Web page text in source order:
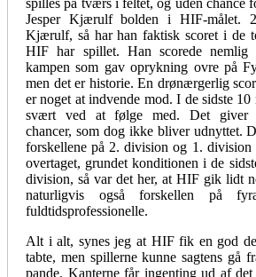
spilles på tværs i feltet, og uden chance
Jesper Kjærulf bolden i HIF-målet.
Kjærulf, så har han faktisk scoret i de
HIF har spillet. Han scorede nemlig
kampen som gav oprykning ovre på
men det er historie. En drønærgerlig
er noget at indvende mod. I de sidste
svært ved at følge med. Det giver
chancer, som dog ikke bliver udnyttet.
forskellene på 2. division og 1.
overtaget, grundet konditionen i de
division, så var det her, at HIF gik lidt
naturligvis også forskellen på
fuldtidsprofessionelle.
Alt i alt, synes jeg at HIF fik en god
tabte, men spillerne kunne sagtens gå
pande. Kanterne får ingenting ud af